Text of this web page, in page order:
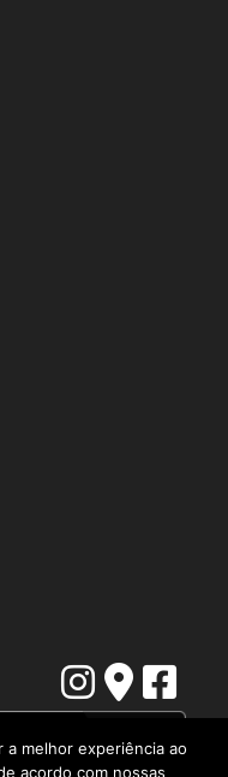
a melhor experiência ao
acordo com nossas